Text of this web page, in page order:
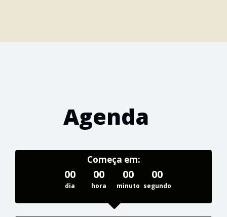
Agenda
Começa em:
00
dia
00
hora
00
minuto
00
segundo